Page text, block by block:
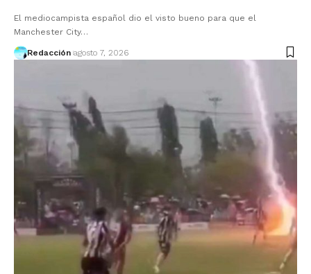
El mediocampista español dio el visto bueno para que el
Manchester City…
Redacción agosto 7, 2026